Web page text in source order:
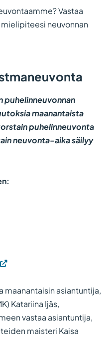
Vastaa
neuvonnan
maanantaista
puhelinneuvonta
neuvonta-aika säilyy
maanantaisin asiantuntija,
Katariina Ijäs,
vastaa asiantuntija,
maisteri Kaisa